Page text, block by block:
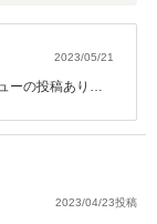
2023/05/21
ーの投稿ありが
ざいますので、
りがとうござい
2023/04/23投稿